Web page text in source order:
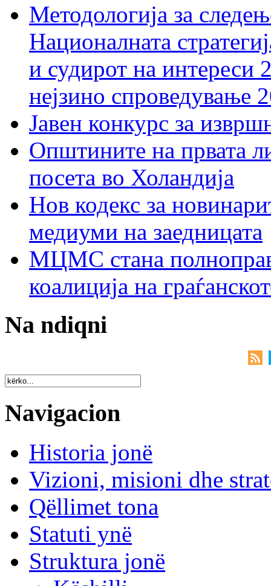
Методологија за
Националната
и судирот на интереси
нејзино спроведување
Јавен конкурс за
Општините на првата
посета во Холандија
Нов кодекс за
медиуми на заедницата
МЦМС стана
коалиција на
Na ndiqni
Navigacion
Historia jonë
Vizioni, misioni dhe
Qëllimet tona
Statuti ynë
Struktura jonë